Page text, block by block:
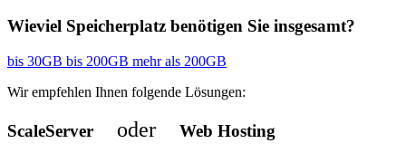
Wieviel Speicherplatz benötigen Sie insgesamt?
bis 30GB bis 200GB mehr als 200GB
Wir empfehlen Ihnen folgende Lösungen:
ScaleServer oder Web Hosting